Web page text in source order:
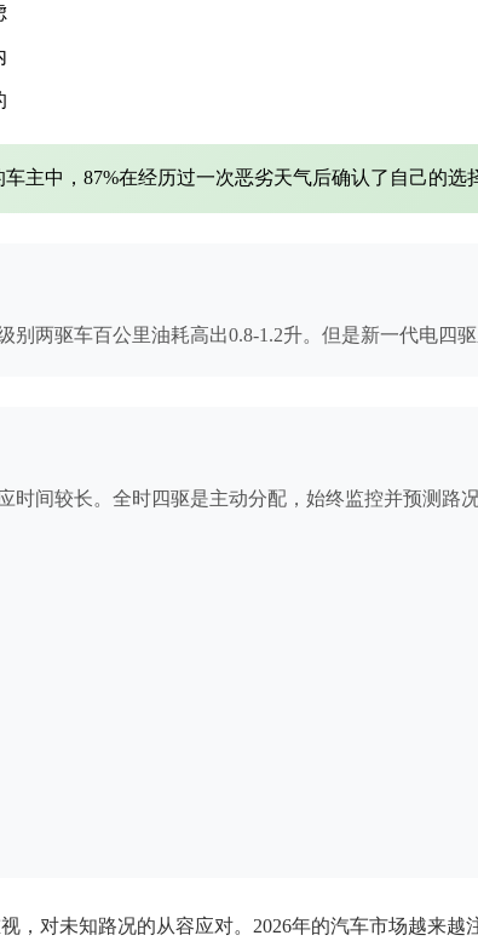
主中，87%在经历过一次恶劣天气后确认了自己的选
两驱车百公里油耗高出0.8-1.2升。但是新一代电四
间较长。全时四驱是主动分配，始终监控并预测路
，对未知路况的从容应对。2026年的汽车市场越来